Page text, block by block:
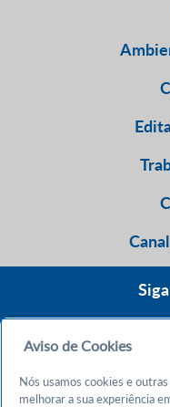
Aviso de Cookies
Nós usamos cookies e
melhorar a sua experiência